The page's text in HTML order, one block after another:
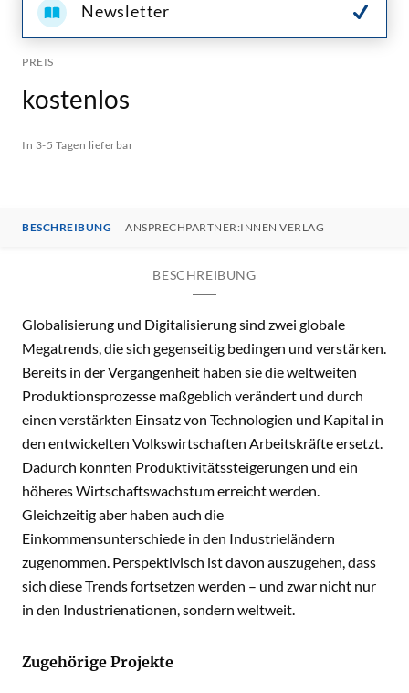
Newsletter
PREIS
kostenlos
In 3-5 Tagen lieferbar
BESCHREIBUNG ANSPRECHPARTNER:INNEN VERLAG
BESCHREIBUNG
Globalisierung und Digitalisierung sind zwei globale
Megatrends, die sich gegenseitig bedingen und verstärken.
Bereits in der Vergangenheit haben sie die weltweiten
Produktionsprozesse maßgeblich verändert und durch
einen verstärkten Einsatz von Technologien und Kapital in
den entwickelten Volkswirtschaften Arbeitskräfte ersetzt.
Dadurch konnten Produktivitätssteigerungen und ein
höheres Wirtschaftswachstum erreicht werden.
Gleichzeitig aber haben auch die
Einkommensunterschiede in den Industrieländern
zugenommen. Perspektivisch ist davon auszugehen, dass
sich diese Trends fortsetzen werden – und zwar nicht nur
in den Industrienationen, sondern weltweit.
Zugehörige Projekte